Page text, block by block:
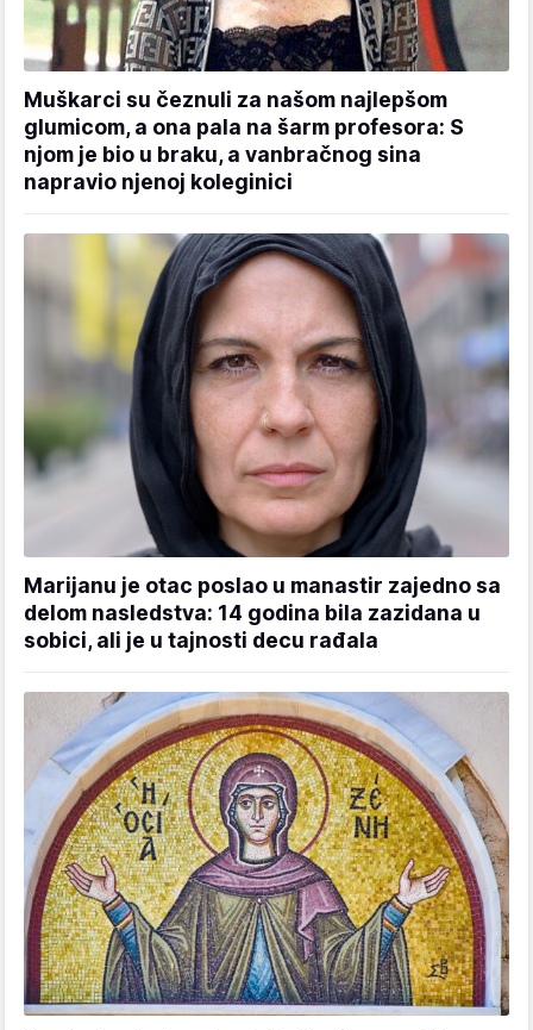
Muškarci su čeznuli za našom najlepšom
glumicom, a ona pala na šarm profesora: S
njom je bio u braku, a vanbračnog sina
napravio njenoj koleginici
Marijanu je otac poslao u manastir zajedno sa
delom nasledstva: 14 godina bila zazidana u
sobici, ali je u tajnosti decu rađala